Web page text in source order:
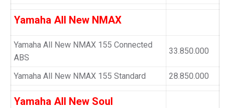
Yamaha All New NMAX
Yamaha All New NMAX 155 Connected
ABS
33.850.000
Yamaha All New NMAX 155 Standard 28.850.000
Yamaha All New Soul